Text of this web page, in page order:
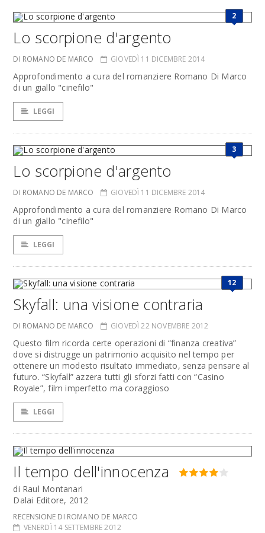
2
Lo scorpione d'argento
DI ROMANO DE MARCO GIOVEDÌ 11 DICEMBRE 2014
Approfondimento a cura del romanziere Romano Di Marco
di un giallo "cinefilo"
LEGGI
3
Lo scorpione d'argento
DI ROMANO DE MARCO GIOVEDÌ 11 DICEMBRE 2014
Approfondimento a cura del romanziere Romano Di Marco
di un giallo "cinefilo"
LEGGI
12
Skyfall: una visione contraria
DI ROMANO DE MARCO GIOVEDÌ 22 NOVEMBRE 2012
Questo film ricorda certe operazioni di “finanza creativa”
dove si distrugge un patrimonio acquisito nel tempo per
ottenere un modesto risultato immediato, senza pensare al
futuro. “Skyfall” azzera tutti gli sforzi fatti con “Casino
Royale”, film imperfetto ma coraggioso
LEGGI
Il tempo dell'innocenza
di Raul Montanari
Dalai Editore, 2012
RECENSIONE DI ROMANO DE MARCO
VENERDÌ 14 SETTEMBRE 2012